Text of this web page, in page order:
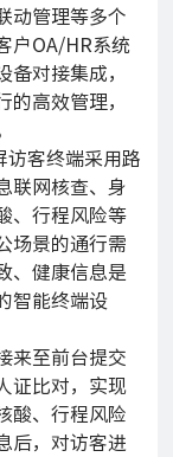
动管理等多个
户OA/HR系统
备对接集成，
的高效管理，
客终端采用路
联网核查、身
、行程风险等
场景的通行需
、健康信息是
智能终端设
来至前台提交
证比对，实现
酸、行程风险
后，对访客进